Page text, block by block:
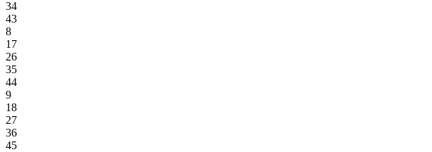
34
43
8
17
26
35
44
9
18
27
36
45